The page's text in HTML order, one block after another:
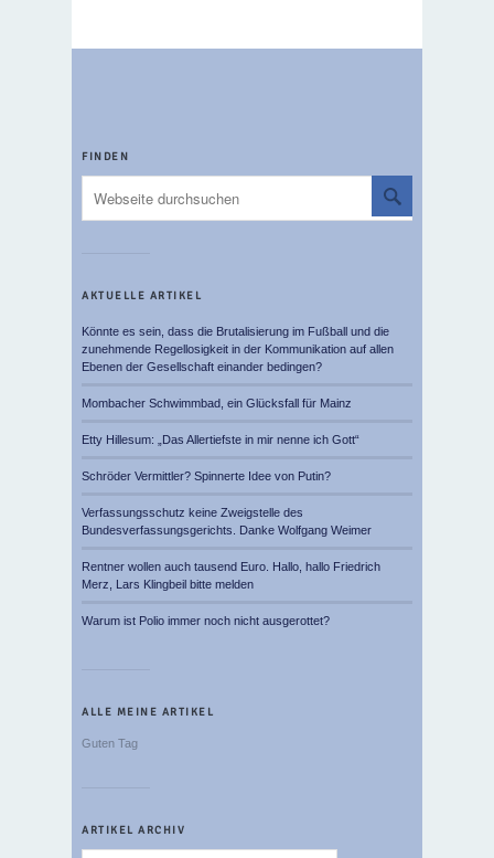
FINDEN
AKTUELLE ARTIKEL
Könnte es sein, dass die Brutalisierung im Fußball und die
zunehmende Regellosigkeit in der Kommunikation auf allen
Ebenen der Gesellschaft einander bedingen?
Mombacher Schwimmbad, ein Glücksfall für Mainz
Etty Hillesum: „Das Allertiefste in mir nenne ich Gott“
Schröder Vermittler? Spinnerte Idee von Putin?
Verfassungsschutz keine Zweigstelle des
Bundesverfassungsgerichts. Danke Wolfgang Weimer
Rentner wollen auch tausend Euro. Hallo, hallo Friedrich
Merz, Lars Klingbeil bitte melden
Warum ist Polio immer noch nicht ausgerottet?
ALLE MEINE ARTIKEL
Guten Tag
ARTIKEL ARCHIV